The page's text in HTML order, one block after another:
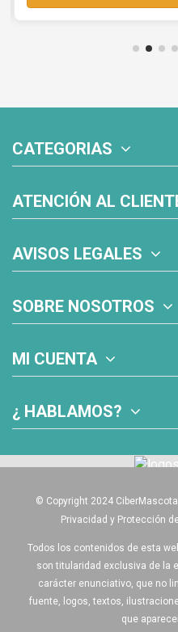
CATEGORIAS
ATENCIÓN AL
AVISOS LEGALES
SOBRE NOSOTROS
MI CUENTA
¿ HABLAMOS?
© Copyright 2024
Privacidad y Protección
Todos los contenidos de esta
son titularidad exclusiva de la
carácter enunciativo, que no
fuente, logos, textos,
que